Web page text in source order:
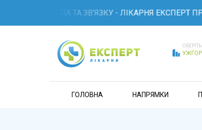
СВІТЛА ТА ЗВ'ЯЗКУ - ЛІКАРНЯ ЕКСПЕРТ
ОБЕРІТЬ
ГОЛОВНА НАПРЯМКИ